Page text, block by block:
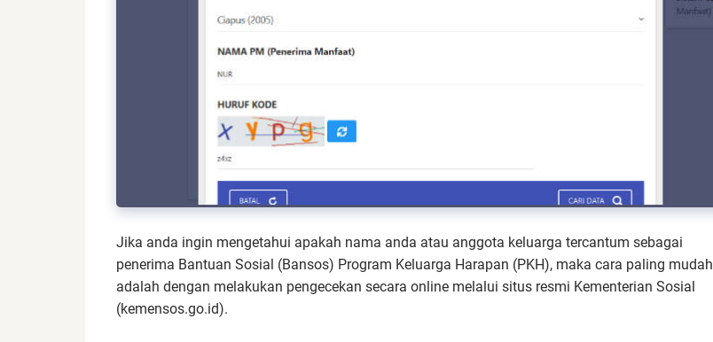
Jika anda ingin mengetahui apakah nama anda atau anggota keluarga tercantum sebagai
penerima Bantuan Sosial (Bansos) Program Keluarga Harapan (PKH), maka cara paling mudah
adalah dengan melakukan pengecekan secara online melalui situs resmi Kementerian Sosial
(kemensos.go.id).